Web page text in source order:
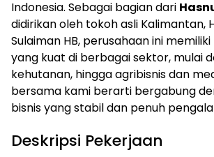
Indonesia. Sebagai bagian dari
didirikan oleh tokoh asli Kalimantan,
Sulaiman HB, perusahaan ini
yang kuat di berbagai sektor, mulai
kehutanan, hingga agribisnis dan
bersama kami berarti bergabung
bisnis yang stabil dan penuh
Deskripsi Pekerjaan